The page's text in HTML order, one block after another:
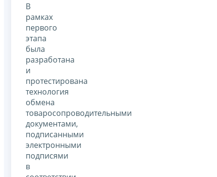
В
рамках
первого
этапа
была
разработана
и
протестирована
технология
обмена
товаросопроводительными
документами,
подписанными
электронными
подписями
в